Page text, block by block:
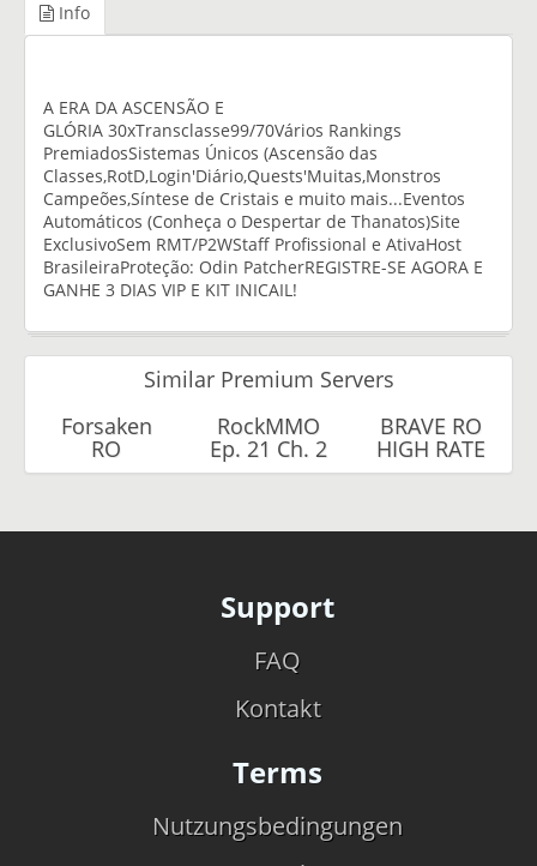
Info
A ERA DA ASCENSÃO E
GLÓRIA 30xTransclasse99/70Vários Rankings
PremiadosSistemas Únicos (Ascensão das
Classes,RotD,Login'Diário,Quests'Muitas,Monstros
Campeões,Síntese de Cristais e muito mais...Eventos
Automáticos (Conheça o Despertar de Thanatos)Site
ExclusivoSem RMT/P2WStaff Profissional e AtivaHost
BrasileiraProteção: Odin PatcherREGISTRE-SE AGORA E
GANHE 3 DIAS VIP E KIT INICAIL!
Similar Premium Servers
Forsaken
RO
RockMMO
Ep. 21 Ch. 2
BRAVE RO
HIGH RATE
Support
FAQ
Kontakt
Terms
Nutzungsbedingungen